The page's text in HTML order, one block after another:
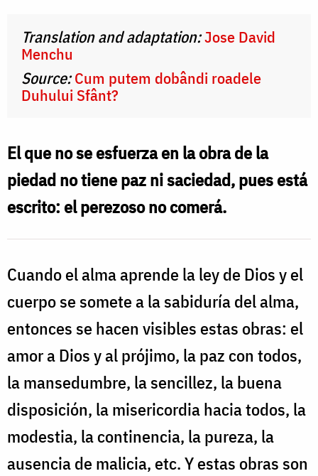
Translation and adaptation:Jose David
Menchu
Source:Cum putem dobândi roadele
Duhului Sfânt?
El que no se esfuerza en la obra de la
piedad no tiene paz ni saciedad, pues está
escrito: el perezoso no comerá.
Cuando el alma aprende la ley de Dios y el
cuerpo se somete a la sabiduría del alma,
entonces se hacen visibles estas obras: el
amor a Dios y al prójimo, la paz con todos,
la mansedumbre, la sencillez, la buena
disposición, la misericordia hacia todos, la
modestia, la continencia, la pureza, la
ausencia de malicia, etc. Y estas obras son